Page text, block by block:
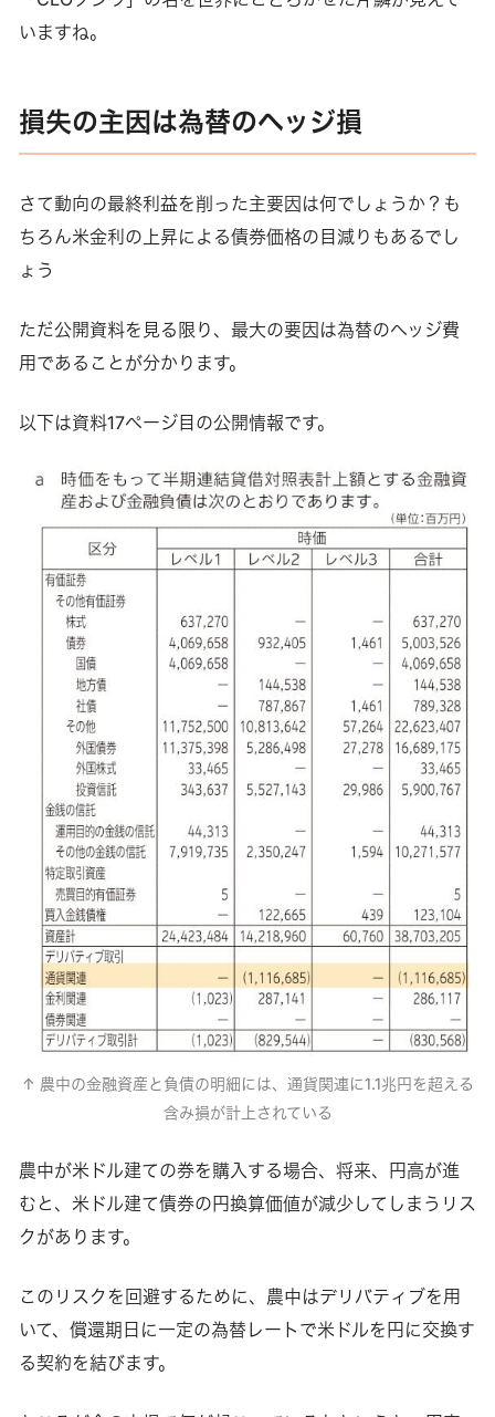
いますね。
損失の主因は為替のヘッジ損
さて動向の最終利益を削った主要因は何でしょうか？も
ちろん米金利の上昇による債券価格の目減りもあるでし
ょう
ただ公開資料を見る限り、最大の要因は為替のヘッジ費
用であることが分かります。
以下は資料17ページ目の公開情報です。
↑ 農中の金融資産と負債の明細には、通貨関連に1.1兆円を超える
含み損が計上されている
農中が米ドル建ての券を購入する場合、将来、円高が進
むと、米ドル建て債券の円換算価値が減少してしまうリス
クがあります。
このリスクを回避するために、農中はデリバティブを用
いて、償還期日に一定の為替レートで米ドルを円に交換す
る契約を結びます。